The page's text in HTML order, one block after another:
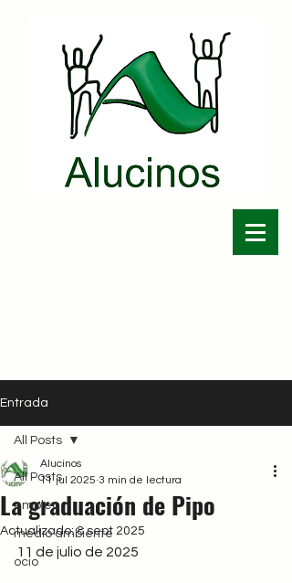
Entrada
All Posts
empleo
medio ambiente
ocio
All Posts
La graduación de Pipo
Alucinos
11 jul 2025 3 min de lectura
Actualizado:8 sept 2025
11 de julio de 2025